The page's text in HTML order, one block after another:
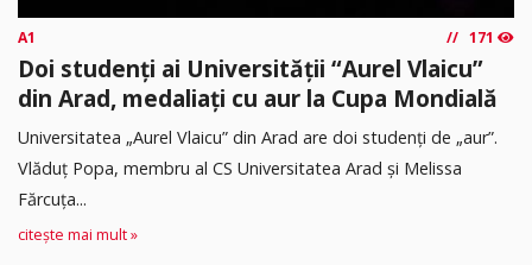
A1 171
Doi studenți ai Universității “Aurel Vlaicu”
din Arad, medaliați cu aur la Cupa Mondială
Universitatea „Aurel Vlaicu” din Arad are doi studenți de „aur”.
Vlăduț Popa, membru al CS Universitatea Arad și Melissa
Fărcuța...
citește mai mult »